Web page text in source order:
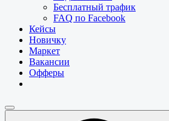
Бесплатный трафик
FAQ по Facebook
Кейсы
Новичку
Маркет
Вакансии
Офферы